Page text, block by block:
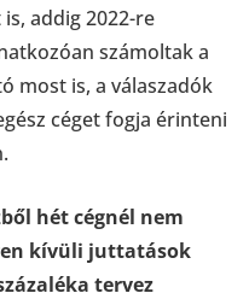
addig 2022-re
számoltak a
most is, a válaszadók
céget fogja érinteni
hét cégnél nem
kívüli juttatások
tervez